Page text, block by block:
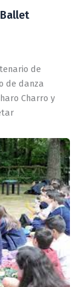
de
de danza
Charro y